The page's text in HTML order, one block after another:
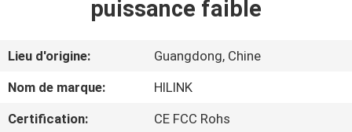
PROPOS
DE
NOUS
puissance faible
Lieu d'origine:
Guangdong, Chine
Nom de marque:
HILINK
Certification:
CE FCC Rohs